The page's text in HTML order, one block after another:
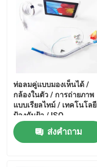
ท่อลมคู่แบบมองเห็นได้ /
กล้องในตัว / การถ่ายภาพ
แบบเรียลไทม์ / เทคโนโลยี
ป้องกันฝ้า / ISO
ส่งคำถาม